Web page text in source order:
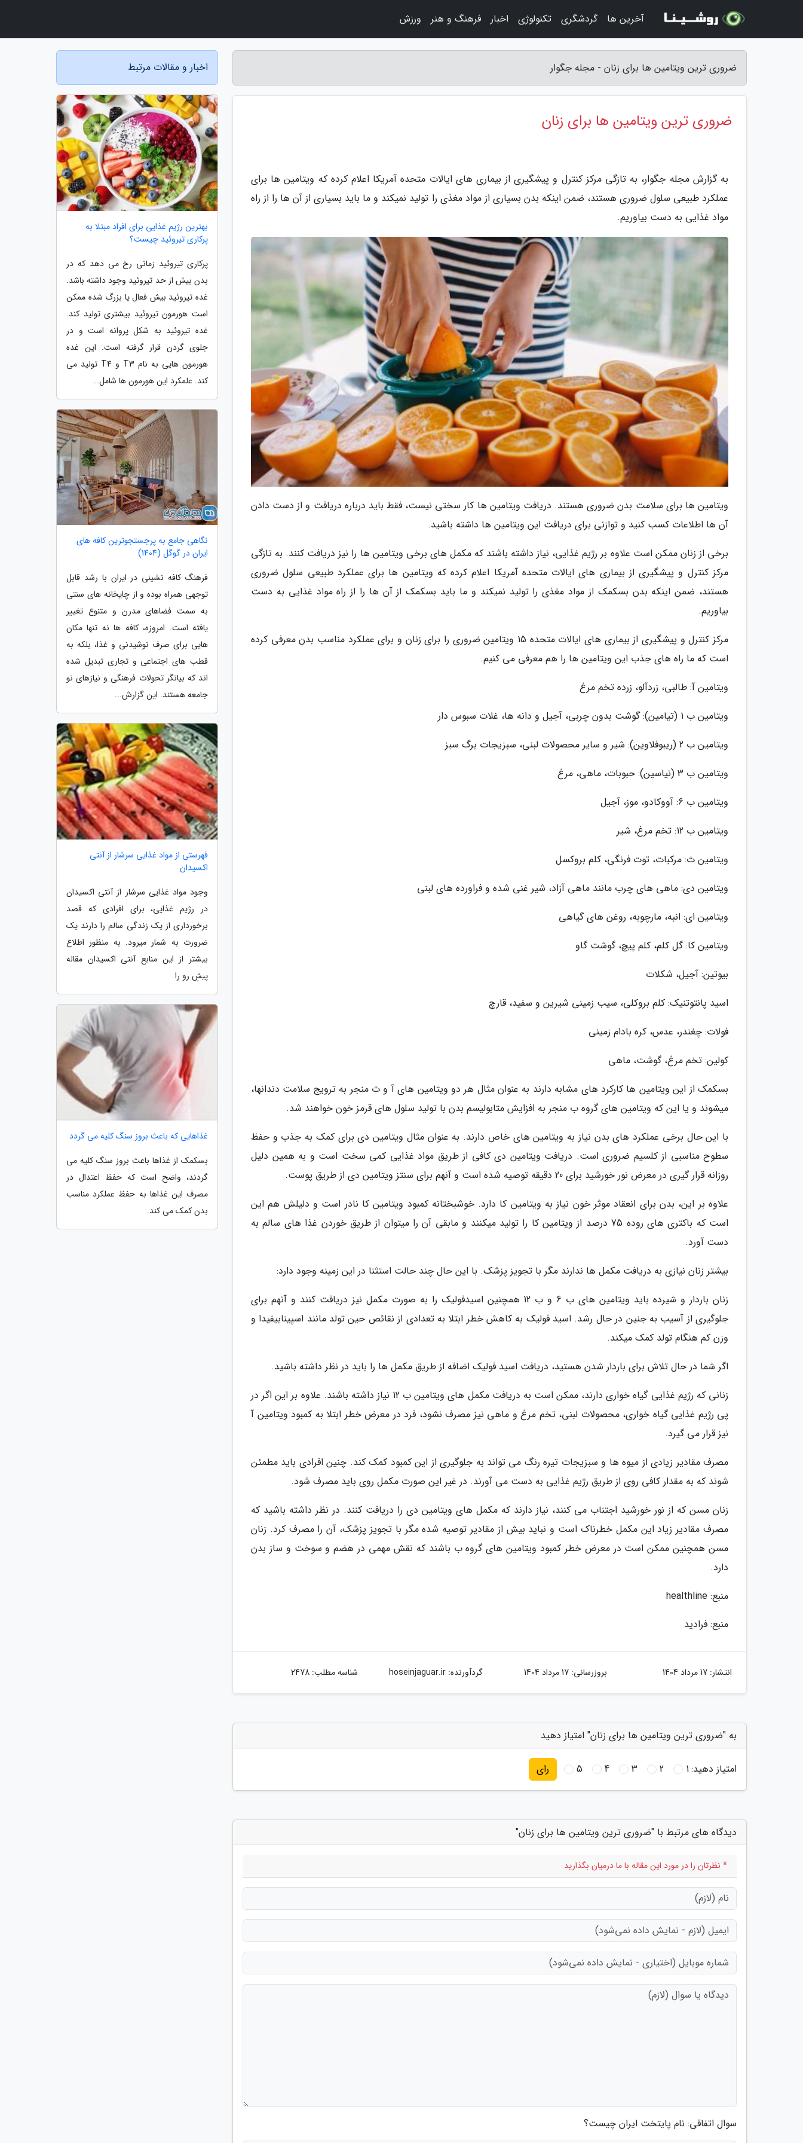
ضروری ترین ویتامین ها برای زنان - مجله جگوار
ضروری ترین ویتامین ها برای زنان
به گزارش مجله جگوار، به تازگی مرکز کنترل و پیشگیری از بیماری های ایالات متحده آمریکا اعلام کرده که ویتامین ها برای
عملکرد طبیعی سلول ضروری هستند، ضمن اینکه بدن بسیاری از مواد مغذی را تولید نمیکند و ما باید بسیاری از آن ها را از راه
مواد غذایی به دست بیاوریم.
ویتامین ها برای سلامت بدن ضروری هستند. دریافت ویتامین ها کار سختی نیست، فقط باید درباره دریافت و از دست دادن
آن ها اطلاعات کسب کنید و توازنی برای دریافت این ویتامین ها داشته باشید.
برخی از زنان ممکن است علاوه بر رژیم غذایی، نیاز داشته باشند که مکمل های برخی ویتامین ها را نیز دریافت کنند. به تازگی
مرکز کنترل و پیشگیری از بیماری های ایالات متحده آمریکا اعلام کرده که ویتامین ها برای عملکرد طبیعی سلول ضروری
هستند، ضمن اینکه بدن بسکمک از مواد مغذی را تولید نمیکند و ما باید بسکمک از آن ها را از راه مواد غذایی به دست
بیاوریم.
مرکز کنترل و پیشگیری از بیماری های ایالات متحده 15 ویتامین ضروری را برای زنان و برای عملکرد مناسب بدن معرفی کرده
است که ما راه های جذب این ویتامین ها را هم معرفی می کنیم.
ویتامین آ: طالبی، زردآلو، زرده تخم مرغ
ویتامین ب 1 (تیامین): گوشت بدون چربی، آجیل و دانه ها، غلات سبوس دار
ویتامین ب 2 (ریبوفلاوین): شیر و سایر محصولات لبنی، سبزیجات برگ سبز
ویتامین ب 3 (نیاسین): حبوبات، ماهی، مرغ
ویتامین ب 6: آووکادو، موز، آجیل
ویتامین ب 12: تخم مرغ، شیر
ویتامین ث: مرکبات، توت فرنگی، کلم بروکسل
ویتامین دی: ماهی های چرب مانند ماهی آزاد، شیر غنی شده و فراورده های لبنی
ویتامین ای: انبه، مارچوبه، روغن های گیاهی
ویتامین کا: گل کلم، کلم پیچ، گوشت گاو
بیوتین: آجیل، شکلات
اسید پانتوتنیک: کلم بروکلی، سیب زمینی شیرین و سفید، قارچ
فولات: چغندر، عدس، کره بادام زمینی
کولین: تخم مرغ، گوشت، ماهی
بسکمک از این ویتامین ها کارکرد های مشابه دارند به عنوان مثال هر دو ویتامین های آ و ث منجر به ترویج سلامت دندانها،
میشوند و یا این که ویتامین های گروه ب منجر به افزایش متابولیسم بدن با تولید سلول های قرمز خون خواهند شد.
با این حال برخی عملکرد های بدن نیاز به ویتامین های خاص دارند. به عنوان مثال ویتامین دی برای کمک به جذب و حفظ
سطوح مناسبی از کلسیم ضروری است. دریافت ویتامین دی کافی از طریق مواد غذایی کمی سخت است و به همین دلیل
روزانه قرار گیری در معرض نور خورشید برای 20 دقیقه توصیه شده است و آنهم برای سنتز ویتامین دی از طریق پوست.
علاوه بر این، بدن برای انعقاد موثر خون نیاز به ویتامین کا دارد. خوشبختانه کمبود ویتامین کا نادر است و دلیلش هم این
است که باکتری های روده 75 درصد از ویتامین کا را تولید میکنند و مابقی آن را میتوان از طریق خوردن غذا های سالم به
دست آورد.
بیشتر زنان نیازی به دریافت مکمل ها ندارند مگر با تجویز پزشک. با این حال چند حالت استثنا در این زمینه وجود دارد:
زنان باردار و شیرده باید ویتامین های ب 6 و ب 12 همچنین اسیدفولیک را به صورت مکمل نیز دریافت کنند و آنهم برای
جلوگیری از آسیب به جنین در حال رشد. اسید فولیک به کاهش خطر ابتلا به تعدادی از نقائص حین تولد مانند اسپینابیفیدا و
وزن کم هنگام تولد کمک میکند.
اگر شما در حال تلاش برای باردار شدن هستید، دریافت اسید فولیک اضافه از طریق مکمل ها را باید در نظر داشته باشید.
زنانی که رژیم غذایی گیاه خواری دارند، ممکن است به دریافت مکمل های ویتامین ب 12 نیاز داشته باشند. علاوه بر این اگر در
پی رژیم غذایی گیاه خواری، محصولات لبنی، تخم مرغ و ماهی نیز مصرف نشود، فرد در معرض خطر ابتلا به کمبود ویتامین آ
نیز قرار می گیرد.
مصرف مقادیر زیادی از میوه ها و سبزیجات تیره رنگ می تواند به جلوگیری از این کمبود کمک کند. چنین افرادی باید مطمئن
شوند که به مقدار کافی روی از طریق رژیم غذایی به دست می آورند. در غیر این صورت مکمل روی باید مصرف شود.
زنان مسن که از نور خورشید اجتناب می کنند، نیاز دارند که مکمل های ویتامین دی را دریافت کنند. در نظر داشته باشید که
مصرف مقادیر زیاد این مکمل خطرناک است و نباید بیش از مقادیر توصیه شده مگر با تجویز پزشک، آن را مصرف کرد. زنان
مسن همچنین ممکن است در معرض خطر کمبود ویتامین های گروه ب باشند که نقش مهمی در هضم و سوخت و ساز بدن
دارد.
منبع: healthline
منبع: فرادید
انتشار: 17 مرداد 1404 بروزرسانی: 17 مرداد 1404 گردآورنده:hoseinjaguar.ir شناسه مطلب: 2478
به "ضروری ترین ویتامین ها برای زنان" امتیاز دهید
امتیاز دهید:1
2
3
4
5 رای
دیدگاه های مرتبط با "ضروری ترین ویتامین ها برای زنان"
* نظرتان را در مورد این مقاله با ما درمیان بگذارید
سوال اتفاقی: نام پایتخت ایران چیست؟
اخبار و مقالات مرتبط
بهترین رژیم غذایی برای افراد مبتلا به
پرکاری تیروئید چیست؟
پرکاری تیروئید زمانی رخ می دهد که در
بدن بیش از حد تیروئید وجود داشته باشد.
غده تیروئید بیش فعال یا بزرگ شده ممکن
است هورمون تیروئید بیشتری تولید کند.
غده تیروئید به شکل پروانه است و در
جلوی گردن قرار گرفته است. این غده
هورمون هایی به نام T3 و T4 تولید می
کند. علمکرد این هورمون ها شامل...
نگاهی جامع به پرجستجوترین کافه های
ایران در گوگل (1404)
فرهنگ کافه نشینی در ایران با رشد قابل
توجهی همراه بوده و از چایخانه های سنتی
به سمت فضاهای مدرن و متنوع تغییر
یافته است. امروزه، کافه ها نه تنها مکان
هایی برای صرف نوشیدنی و غذا، بلکه به
قطب های اجتماعی و تجاری تبدیل شده
اند که بیانگر تحولات فرهنگی و نیازهای نو
جامعه هستند. این گزارش...
فهرستی از مواد غذایی سرشار از آنتی
اکسیدان
وجود مواد غذایی سرشار از آنتی اکسیدان
در رژیم غذایی، برای افرادی که قصد
برخورداری از یک زندگی سالم را دارند یک
ضرورت به شمار میرود. به منظور اطلاع
بیشتر از این منابع آنتی اکسیدان مقاله
پیشِ رو را
غذاهایی که باعث بروز سنگ کلیه می گردد
بسکمک از غذاها باعث بروز سنگ کلیه می
گردند، واضح است که حفظ اعتدال در
مصرف این غذاها به حفظ عملکرد مناسب
بدن کمک می کند.
آخرین ها گردشگری تکنولوژی اخبار فرهنگ و هنر ورزش